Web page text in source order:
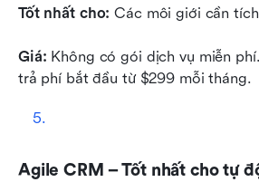
Tốt nhất cho: Các môi giới cần
Giá: Không có gói dịch vụ miễn
trả phí bắt đầu từ $299 mỗi tháng.
Agile CRM – Tốt nhất cho tự